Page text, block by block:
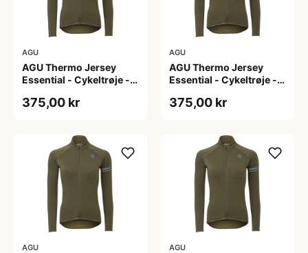
AGU
AGU Thermo Jersey
Essential - Cykeltrøje -
L
375,00 kr
AGU
AGU Thermo Jersey
Essential - Cykeltrøje -
M
375,00 kr
AGU AGU